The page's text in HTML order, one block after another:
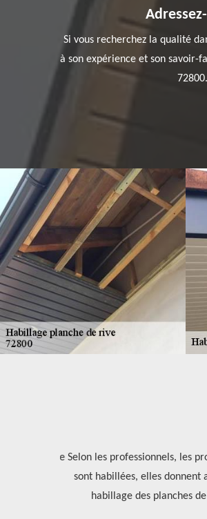
Si vous recherchez la qualité
à son expérience et son savoir-
Selon les professionnels, les
sont habillées, elles donnent
habillage des planches